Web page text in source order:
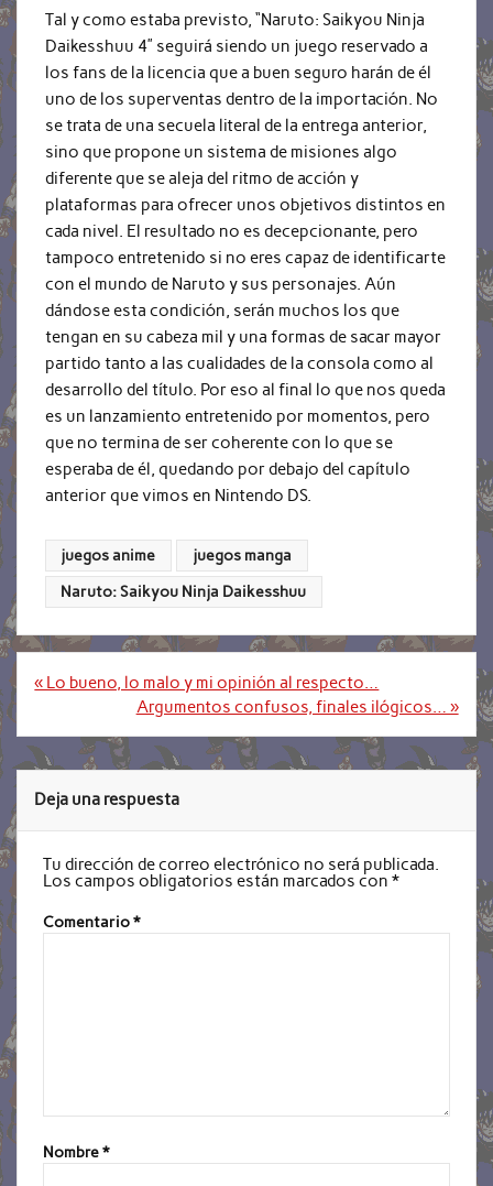
Tal y como estaba previsto, “Naruto: Saikyou Ninja
Daikesshuu 4” seguirá siendo un juego reservado a
los fans de la licencia que a buen seguro harán de él
uno de los superventas dentro de la importación. No
se trata de una secuela literal de la entrega anterior,
sino que propone un sistema de misiones algo
diferente que se aleja del ritmo de acción y
plataformas para ofrecer unos objetivos distintos en
cada nivel. El resultado no es decepcionante, pero
tampoco entretenido si no eres capaz de identificarte
con el mundo de Naruto y sus personajes. Aún
dándose esta condición, serán muchos los que
tengan en su cabeza mil y una formas de sacar mayor
partido tanto a las cualidades de la consola como al
desarrollo del título. Por eso al final lo que nos queda
es un lanzamiento entretenido por momentos, pero
que no termina de ser coherente con lo que se
esperaba de él, quedando por debajo del capítulo
anterior que vimos en Nintendo DS.
juegos anime juegos manga
Naruto: Saikyou Ninja Daikesshuu
Navegación
« Lo bueno, lo malo y mi opinión al respecto…
Argumentos confusos, finales ilógicos… »
Deja una respuesta
Tu dirección de correo electrónico no será publicada.
Los campos obligatorios están marcados con *
Comentario*
Nombre*